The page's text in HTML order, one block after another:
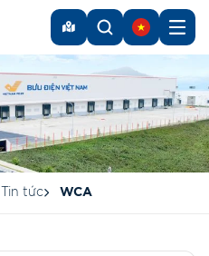
Tin tức WCA